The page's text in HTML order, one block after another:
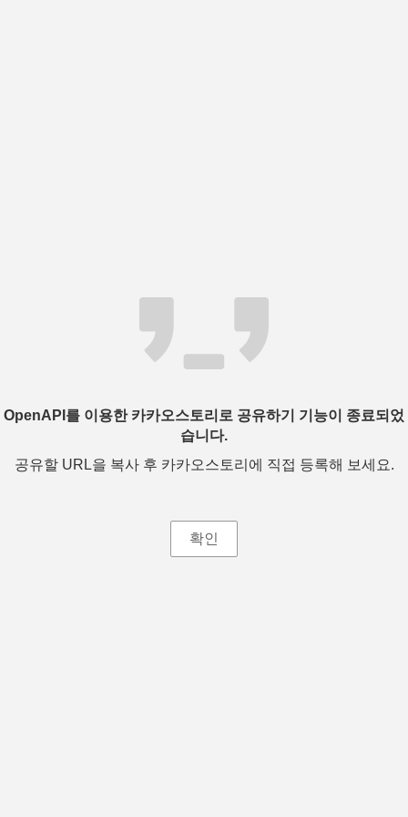
OpenAPI를 이용한 카카오스토리로 공유하기 기능이 종료되었
습니다.
공유할 URL을 복사 후 카카오스토리에 직접 등록해 보세요.
확인